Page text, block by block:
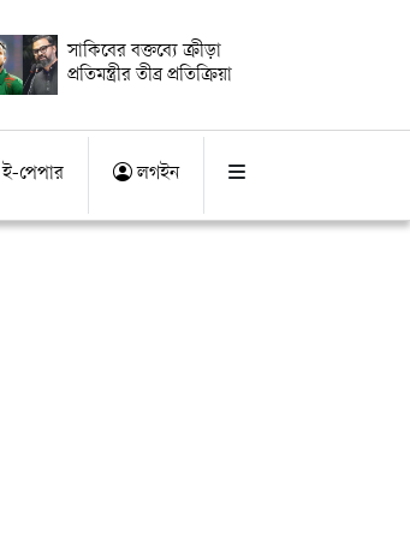
সাকিবের বক্তব্যে ক্রীড়া
প্রতিমন্ত্রীর তীব্র প্রতিক্রিয়া
ই-পেপার লগইন